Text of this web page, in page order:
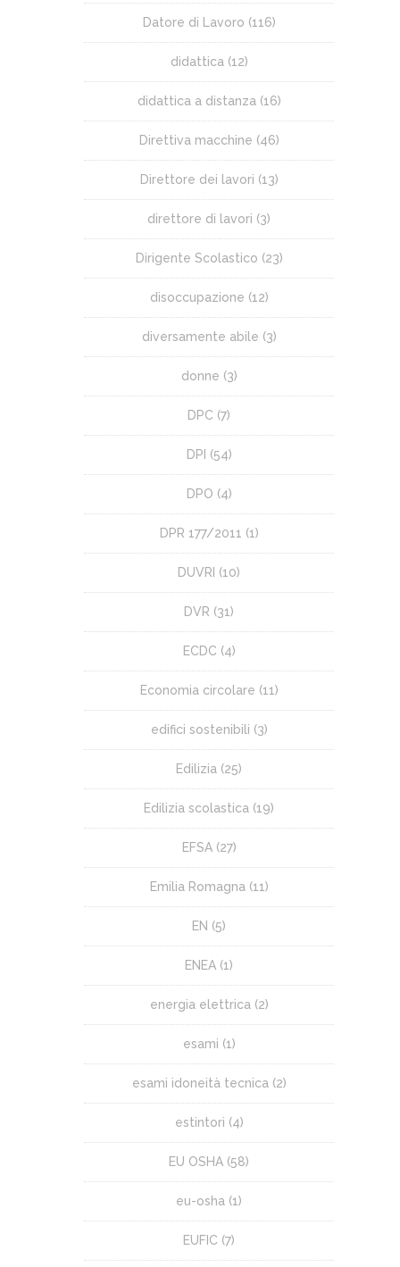
Datore di Lavoro (116)
didattica (12)
didattica a distanza (16)
Direttiva macchine (46)
Direttore dei lavori (13)
direttore di lavori (3)
Dirigente Scolastico (23)
disoccupazione (12)
diversamente abile (3)
donne (3)
DPC (7)
DPI (54)
DPO (4)
DPR 177/2011 (1)
DUVRI (10)
DVR (31)
ECDC (4)
Economia circolare (11)
edifici sostenibili (3)
Edilizia (25)
Edilizia scolastica (19)
EFSA(27)
Emilia Romagna (11)
EN (5)
ENEA (1)
energia elettrica (2)
esami (1)
esami idoneità tecnica (2)
estintori (4)
EU OSHA (58)
eu-osha (1)
EUFIC (7)